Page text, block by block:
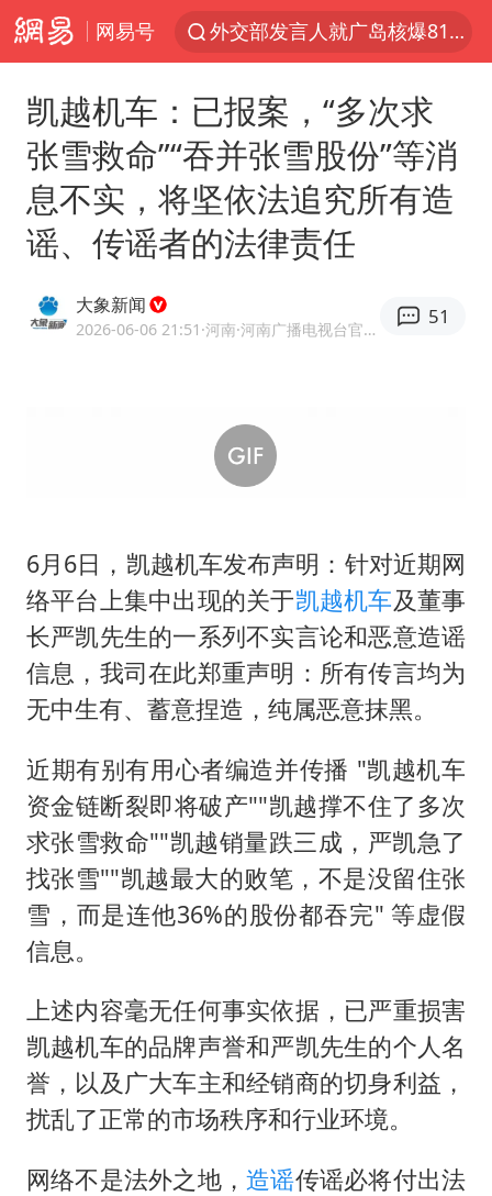
网易号
吉林一“温度计大楼”读数爆表
多地要求领导干部带头休假
27岁女子成组织卖淫集团主犯被通缉
中国“五箭齐发”反制美国
感觉全东北都在等7号
奋进开新局 实干挑大梁
凯越机车：已报案，“多次求
张雪救命”“吞并张雪股份”等消
息不实，将坚依法追究所有造
谣、传谣者的法律责任
大象新闻
2026-06-06 21:51 ·河南 ·河南广播电视台官方网易号
51
6月6日，凯越机车发布声明：针对近期网
络平台上集中出现的关于凯越机车及董事
长严凯先生的一系列不实言论和恶意造谣
信息，我司在此郑重声明：所有传言均为
无中生有、蓄意捏造，纯属恶意抹黑。
近期有别有用心者编造并传播 "凯越机车
资金链断裂即将破产""凯越撑不住了多次
求张雪救命""凯越销量跌三成，严凯急了
找张雪""凯越最大的败笔，不是没留住张
雪，而是连他36%的股份都吞完" 等虚假
信息。
上述内容毫无任何事实依据，已严重损害
凯越机车的品牌声誉和严凯先生的个人名
誉，以及广大车主和经销商的切身利益，
扰乱了正常的市场秩序和行业环境。
网络不是法外之地，造谣传谣必将付出法